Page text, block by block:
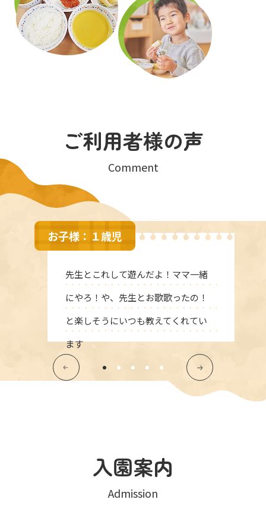
ご利用者様の声
Comment
お子様：１歳児
先生とこれして遊んだよ！ママ一緒
にやろ！や、先生とお歌歌ったの！
と楽しそうにいつも教えてくれてい
ます
入園案内
Admission